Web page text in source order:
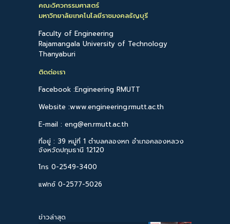
คณะวิศวกรรมศาสตร์
มหาวิทยาลัยเทคโนโลยีราชมงคลธัญบุรี
Faculty of Engineering
Rajamangala University of Technology
Thanyaburi
ติดต่อเรา
Facebook :Engineering RMUTT
Website :www.engineering.rmutt.ac.th
E-mail : eng@en.rmutt.ac.th
ที่อยู่ : 39 หมู่ที่ 1 ตำบลคลองหก อำเภอคลองหลวง
จังหวัดปทุมธานี 12120
โทร 0-2549-3400
แฟกซ์ 0-2577-5026
ข่าวล่าสุด